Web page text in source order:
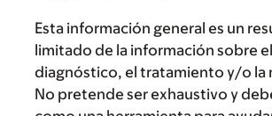
Esta información general es un
limitado de la información sobre el
diagnóstico, el tratamiento y/o la
No pretende ser exhaustivo y